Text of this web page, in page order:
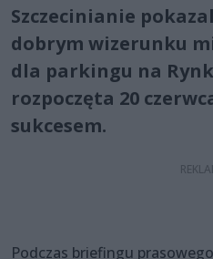
Szczecinianie
dobrym wizerunku
dla parkingu na
rozpoczęta 20
sukcesem.
Podczas briefingu